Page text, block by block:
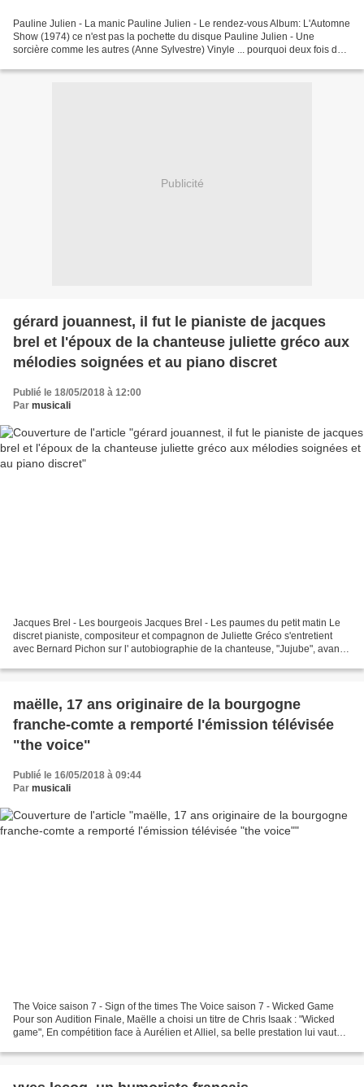
Pauline Julien - La manic Pauline Julien - Le rendez-vous Album: L'Automne
Show (1974) ce n'est pas la pochette du disque Pauline Julien - Une
sorcière comme les autres (Anne Sylvestre) Vinyle ... pourquoi deux fois de
Publicité
gérard jouannest, il fut le pianiste de jacques
brel et l'époux de la chanteuse juliette gréco aux
mélodies soignées et au piano discret
Publié le 18/05/2018 à 12:00
Par musicali
Jacques Brel - Les bourgeois Jacques Brel - Les paumes du petit matin Le
discret pianiste, compositeur et compagnon de Juliette Gréco s'entretient
avec Bernard Pichon sur l' autobiographie de la chanteuse, "Jujube", avant
maëlle, 17 ans originaire de la bourgogne
franche-comte a remporté l'émission télévisée
"the voice"
Publié le 16/05/2018 à 09:44
Par musicali
The Voice saison 7 - Sign of the times The Voice saison 7 - Wicked Game
Pour son Audition Finale, Maëlle a choisi un titre de Chris Isaak : "Wicked
game", En compétition face à Aurélien et Alliel, sa belle prestation lui vaut